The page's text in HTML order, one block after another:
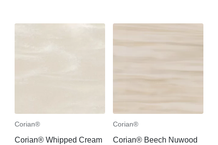
Corian®
Corian® Whipped Cream
Corian®
Corian® Beech Nuwood